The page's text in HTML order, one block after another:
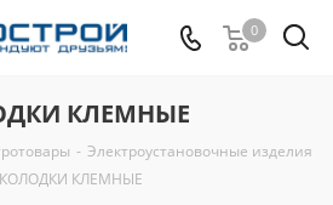
0
КЛЕМНЫЕ
- Электроустановочные изделия
КОЛОДКИ КЛЕМНЫЕ